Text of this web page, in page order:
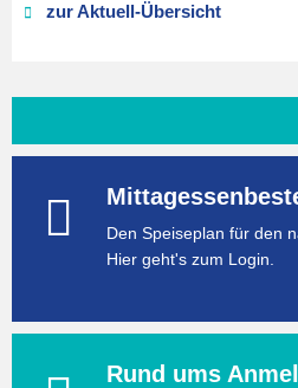
zur Aktuell-Übersicht
Den Speiseplan für den
Hier geht's zum Login.
Rund ums